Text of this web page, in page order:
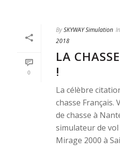
0
BySKYWAY Simulation In
2018
LA
!
La célèbre
chasse Français.
de chasse à
simulateur de
Mirage 2000 à